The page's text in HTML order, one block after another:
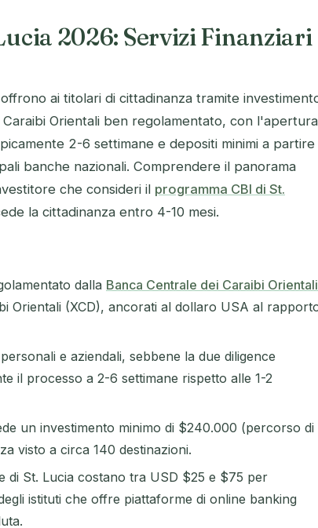
2026: Servizi Finanziari
ai titolari di cittadinanza tramite
Orientali ben regolamentato, con l'apertura
2-6 settimane e depositi minimi a partire
banche nazionali. Comprendere il panorama
che consideri il programma CBI di St.
la cittadinanza entro 4-10 mesi.
dalla Banca Centrale dei Caraibi Orientali
Orientali (XCD), ancorati al dollaro USA al
e aziendali, sebbene la due diligence
il processo a 2-6 settimane rispetto alle 1-2
un investimento minimo di $240.000 (percorso di
visto a circa 140 destinazioni.
di St. Lucia costano tra USD $25 e $75 per
istituti che offre piattaforme di online banking